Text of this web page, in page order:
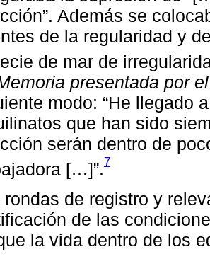
Además se
de la regularidad y
de mar de
presentada por
modo: “He llegado
que han sido
serán dentro de
[…]”.7
rondas de registro y
de las
la vida dentro de los